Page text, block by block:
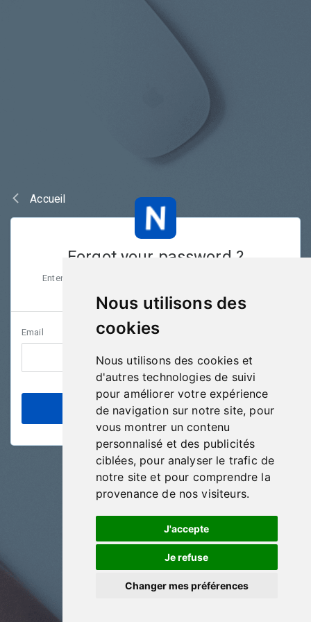
Nous utilisons des
cookies
Nous utilisons des cookies et
d'autres technologies de suivi
pour améliorer votre expérience
de navigation sur notre site, pour
vous montrer un contenu
personnalisé et des publicités
ciblées, pour analyser le trafic de
notre site et pour comprendre la
provenance de nos visiteurs.
J'accepte
Je refuse
Changer mes préférences
Accueil
Forgot your password ?
Enter your email bellow, we will send a link to reset your
Email